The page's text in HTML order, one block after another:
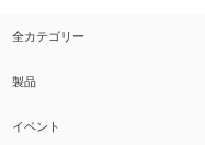
全カテゴリー
製品
イベント